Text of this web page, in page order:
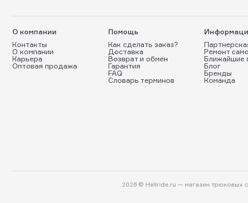
О компании
Контакты
О компании
Карьера
Оптовая продажа
Помощь
Как сделать заказ?
Доставка
Возврат и обмен
Гарантия
FAQ
Словарь терминов
Ремонт
Ближайшие
Блог
Бренды
Команда
2026 © Hellride.ru — магазин трюковых